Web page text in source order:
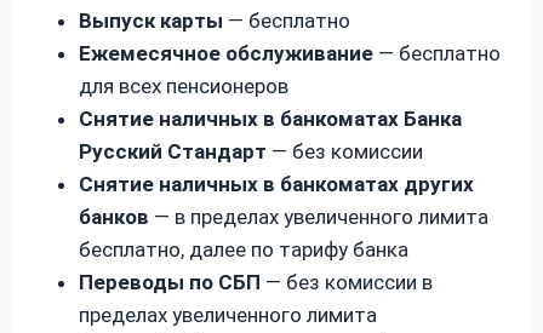
Выпуск карты — бесплатно
Ежемесячное обслуживание — бесплатно
для всех пенсионеров
Снятие наличных в банкоматах Банка
Русский Стандарт — без комиссии
Снятие наличных в банкоматах других
банков — в пределах увеличенного лимита
бесплатно, далее по тарифу банка
Переводы по СБП — без комиссии в
пределах увеличенного лимита